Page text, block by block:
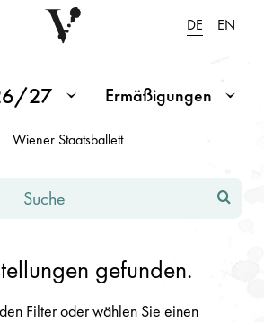
einblenden DE EN
2026/2027
in den Eingabefeldern oder Dropdowns
27 Ermäßigungen
Wiener Staatsballett
gefunden.
Filter oder wählen Sie einen